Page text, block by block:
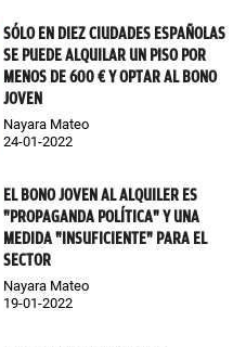
SÓLO EN DIEZ CIUDADES ESPAÑOLAS
SE PUEDE ALQUILAR UN PISO POR
MENOS DE 600 € Y OPTAR AL BONO
JOVEN
Nayara Mateo
24-01-2022
EL BONO JOVEN AL ALQUILER ES
"PROPAGANDA POLÍTICA" Y UNA
MEDIDA "INSUFICIENTE" PARA EL
SECTOR
Nayara Mateo
19-01-2022